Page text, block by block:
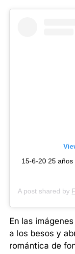
15-6-20 25
A post shared by
En las
a los besos y
romántica de